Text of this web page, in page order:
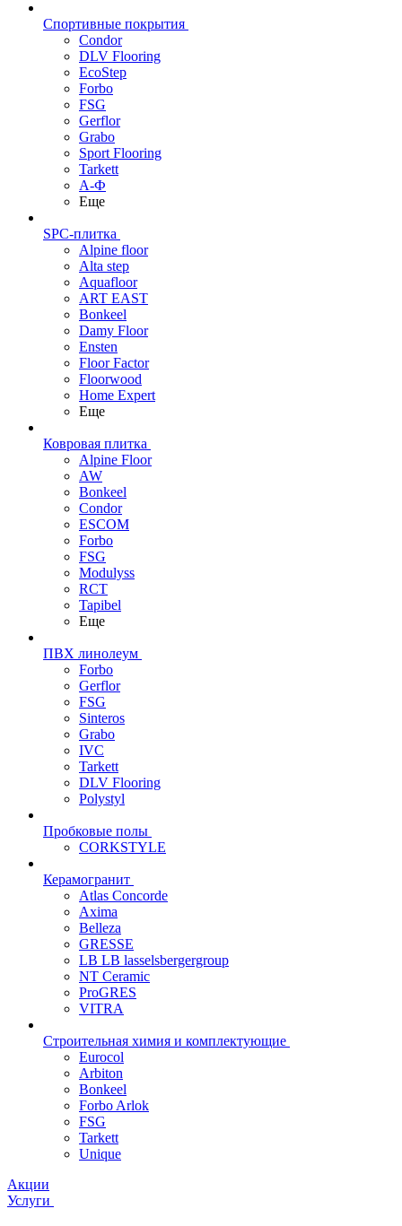
Спортивные покрытия
Condor
DLV Flooring
EcoStep
Forbo
FSG
Gerflor
Grabo
Sport Flooring
Tarkett
А-Ф
Еще
SPC-плитка
Alpine floor
Alta step
Aquafloor
ART EAST
Bonkeel
Damy Floor
Ensten
Floor Factor
Floorwood
Home Expert
Еще
Ковровая плитка
Alpine Floor
AW
Bonkeel
Condor
ESCOM
Forbo
FSG
Modulyss
RCT
Tapibel
Еще
ПВХ линолеум
Forbo
Gerflor
FSG
Sinteros
Grabo
IVC
Tarkett
DLV Flooring
Polystyl
Пробковые полы
CORKSTYLE
Керамогранит
Atlas Concorde
Axima
Belleza
GRESSE
LB LB lasselsbergergroup
NT Ceramic
ProGRES
VITRA
Строительная химия и комплектующие
Eurocol
Arbiton
Bonkeel
Forbo Arlok
FSG
Tarkett
Unique
Акции
Услуги